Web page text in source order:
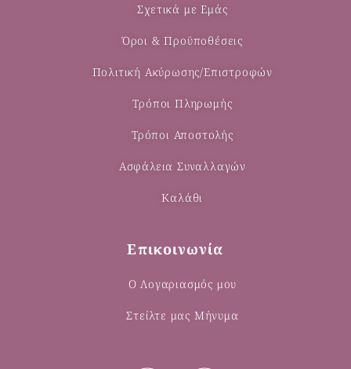
Σχετικά με Εμάς
Όροι & Προϋποθέσεις
Πολιτική Ακύρωσης/Επιστροφών
Τρόποι Πληρωμής
Τρόποι Αποστολής
Ασφάλεια Συναλλαγών
Καλάθι
Επικοινωνία
Ο Λογαριασμός μου
Στείλτε μας Μήνυμα